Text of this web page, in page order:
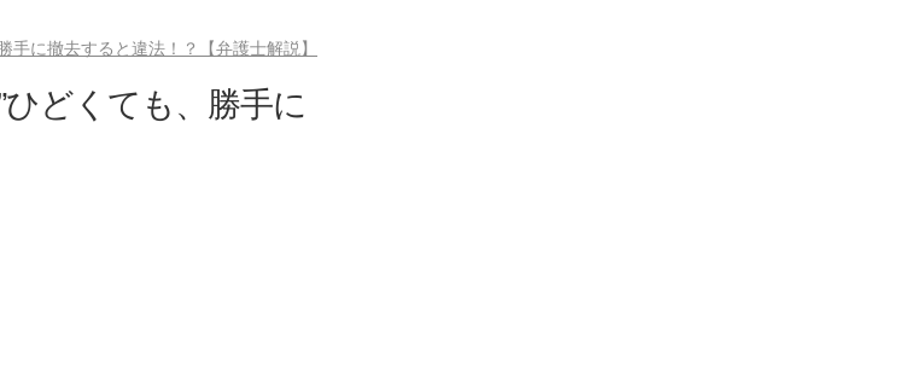
に撤去すると違法！？【弁護士解説】
どくても、勝手に